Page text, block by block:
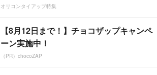
オリコンタイアップ特集
【8月12日まで！】チョコザップキャンペ
ーン実施中！
（PR）chocoZAP